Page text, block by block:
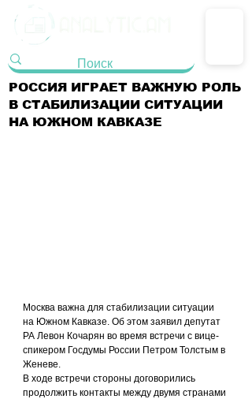
РОССИЯ ИГРАЕТ ВАЖНУЮ РОЛЬ
В СТАБИЛИЗАЦИИ СИТУАЦИИ
НА ЮЖНОМ КАВКАЗЕ
Москва важна для стабилизации ситуации
на Южном Кавказе. Об этом заявил депутат
РА Левон Кочарян во время встречи с вице-
спикером Госдумы России Петром Толстым в
Женеве.
В ходе встречи стороны договорились
продолжить контакты между двумя странами